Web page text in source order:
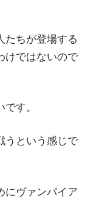
たちが登場する
けではないので
す。
うという感じで
にヴァンパイア